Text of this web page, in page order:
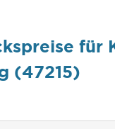
für
(47215)